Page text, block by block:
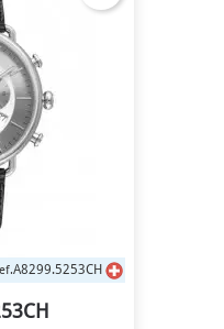
A8299.5253CH